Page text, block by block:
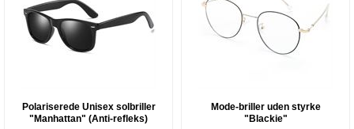
Polariserede Unisex solbriller
"Manhattan" (Anti-refleks)
Mode-briller uden styrke
"Blackie"